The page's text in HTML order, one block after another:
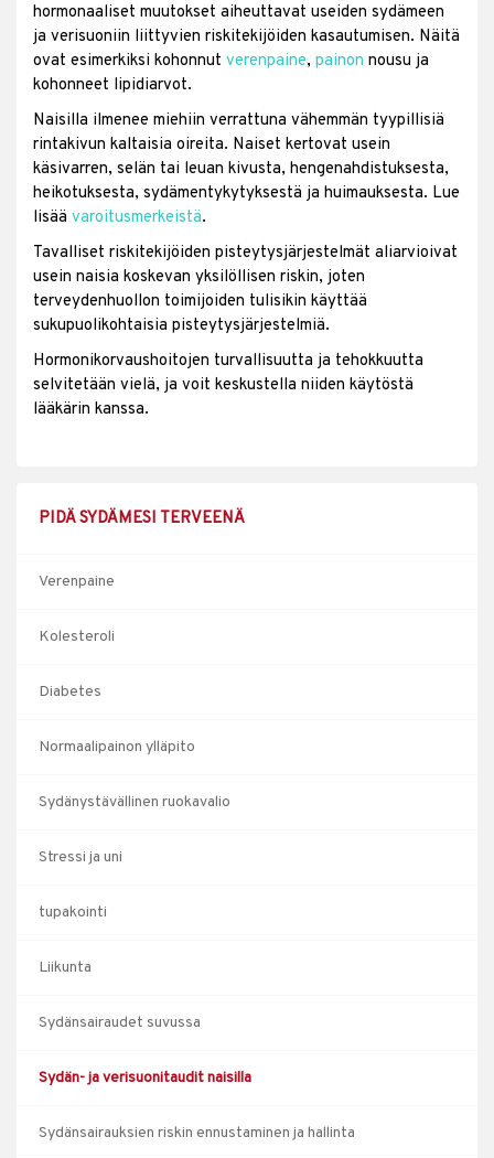
hormonaaliset muutokset aiheuttavat useiden sydämeen
ja verisuoniin liittyvien riskitekijöiden kasautumisen. Näitä
ovat esimerkiksi kohonnut verenpaine, painon nousu ja
kohonneet lipidiarvot.
Naisilla ilmenee miehiin verrattuna vähemmän tyypillisiä
rintakivun kaltaisia oireita. Naiset kertovat usein
käsivarren, selän tai leuan kivusta, hengenahdistuksesta,
heikotuksesta, sydämentykytyksestä ja huimauksesta. Lue
lisää varoitusmerkeistä.
Tavalliset riskitekijöiden pisteytysjärjestelmät aliarvioivat
usein naisia koskevan yksilöllisen riskin, joten
terveydenhuollon toimijoiden tulisikin käyttää
sukupuolikohtaisia pisteytysjärjestelmiä.
Hormonikorvaushoitojen turvallisuutta ja tehokkuutta
selvitetään vielä, ja voit keskustella niiden käytöstä
lääkärin kanssa.
PIDÄ SYDÄMESI TERVEENÄ
Verenpaine
Kolesteroli
Diabetes
Normaalipainon ylläpito
Sydänystävällinen ruokavalio
Stressi ja uni
tupakointi
Liikunta
Sydänsairaudet suvussa
Sydän- ja verisuonitaudit naisilla
Sydänsairauksien riskin ennustaminen ja hallinta